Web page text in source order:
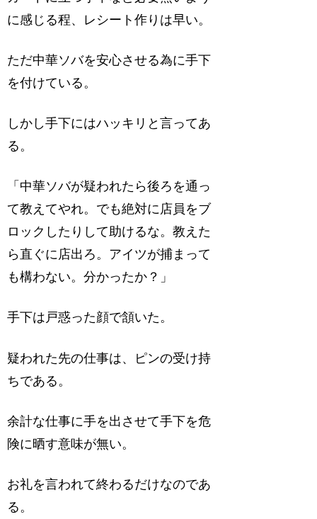
に感じる程、レシート作りは早い。
ただ中華ソバを安心させる為に手下
を付けている。
しかし手下にはハッキリと言ってあ
る。
「中華ソバが疑われたら後ろを通っ
て教えてやれ。でも絶対に店員をブ
ロックしたりして助けるな。教えた
ら直ぐに店出ろ。アイツが捕まって
も構わない。分かったか？」
手下は戸惑った顔で頷いた。
疑われた先の仕事は、ピンの受け持
ちである。
余計な仕事に手を出させて手下を危
険に晒す意味が無い。
お礼を言われて終わるだけなのであ
る。